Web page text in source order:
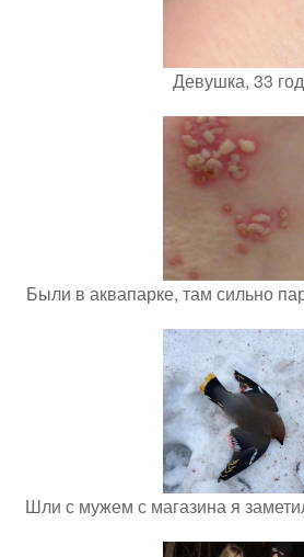
Девушка, 33
Были в аквапарке, там сильно
Шли с мужем с магазина я